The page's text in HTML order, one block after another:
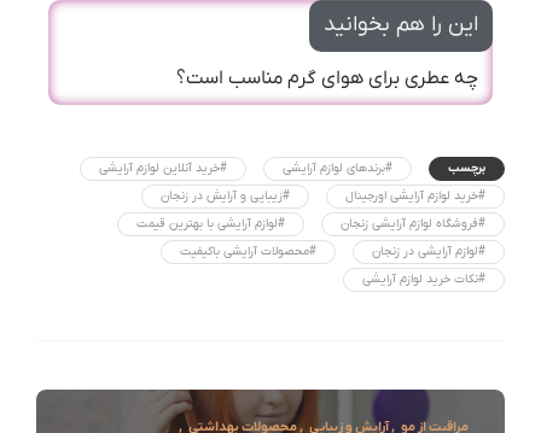
این را هم بخوانید
چه عطری برای هوای گرم مناسب است؟
برچسب #برندهای لوازم آرایشی
#خرید آنلاین لوازم آرایشی
#خرید لوازم آرایشی اورجینال
#زیبایی و آرایش در زنجان
#فروشگاه لوازم آرایشی زنجان
#لوازم آرایشی با بهترین قیمت
#لوازم آرایشی در زنجان
#محصولات آرایشی باکیفیت
#نکات خرید لوازم آرایشی
مراقبت از مو ,آرایش و زیبایی ,محصولات بهداشتی ,